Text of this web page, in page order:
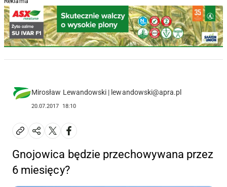
Mirosław Lewandowski | lewandowski@apra.pl
20.07.2017 18:10
Gnojowica będzie przechowywana przez
6 miesięcy?